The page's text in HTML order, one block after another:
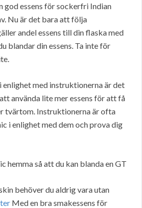
god essens för sockerfri Indian
Nu är det bara att följa
andel essens till din flaska med
blandar din essens. Ta inte för
enlighet med instruktionerna är det
använda lite mer essens för att få
tvärtom. Instruktionerna är ofta
i enlighet med dem och prova dig
hemma så att du kan blanda en GT
behöver du aldrig vara utan
Med en bra smakessens för